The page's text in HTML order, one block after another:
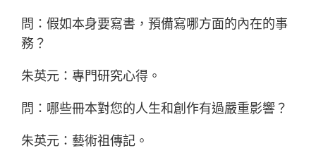
問：假如本身要寫書，預備寫哪方面的內在的事
務？
朱英元：專門研究心得。
問：哪些冊本對您的人生和創作有過嚴重影響？
朱英元：藝術祖傳記。